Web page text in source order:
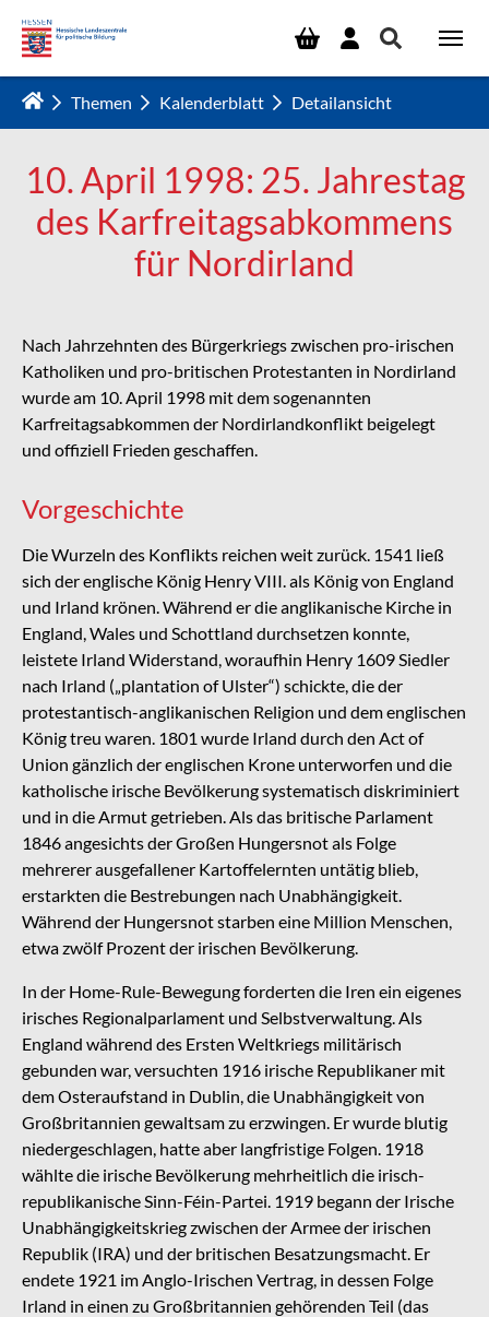
Zum Hauptinhalt springen
Themen Kalenderblatt Detailansicht
10. April 1998: 25. Jahrestag
des Karfreitagsabkommens
für Nordirland
Nach Jahrzehnten des Bürgerkriegs zwischen pro-irischen
Katholiken und pro-britischen Protestanten in Nordirland
wurde am 10. April 1998 mit dem sogenannten
Karfreitagsabkommen der Nordirlandkonflikt beigelegt
und offiziell Frieden geschaffen.
Vorgeschichte
Die Wurzeln des Konflikts reichen weit zurück. 1541 ließ
sich der englische König Henry VIII. als König von England
und Irland krönen. Während er die anglikanische Kirche in
England, Wales und Schottland durchsetzen konnte,
leistete Irland Widerstand, woraufhin Henry 1609 Siedler
nach Irland („plantation of Ulster“) schickte, die der
protestantisch-anglikanischen Religion und dem englischen
König treu waren. 1801 wurde Irland durch den Act of
Union gänzlich der englischen Krone unterworfen und die
katholische irische Bevölkerung systematisch diskriminiert
und in die Armut getrieben. Als das britische Parlament
1846 angesichts der Großen Hungersnot als Folge
mehrerer ausgefallener Kartoffelernten untätig blieb,
erstarkten die Bestrebungen nach Unabhängigkeit.
Während der Hungersnot starben eine Million Menschen,
etwa zwölf Prozent der irischen Bevölkerung.
In der Home-Rule-Bewegung forderten die Iren ein eigenes
irisches Regionalparlament und Selbstverwaltung. Als
England während des Ersten Weltkriegs militärisch
gebunden war, versuchten 1916 irische Republikaner mit
dem Osteraufstand in Dublin, die Unabhängigkeit von
Großbritannien gewaltsam zu erzwingen. Er wurde blutig
niedergeschlagen, hatte aber langfristige Folgen. 1918
wählte die irische Bevölkerung mehrheitlich die irisch-
republikanische Sinn-Féin-Partei. 1919 begann der Irische
Unabhängigkeitskrieg zwischen der Armee der irischen
Republik (IRA) und der britischen Besatzungsmacht. Er
endete 1921 im Anglo-Irischen Vertrag, in dessen Folge
Irland in einen zu Großbritannien gehörenden Teil (das